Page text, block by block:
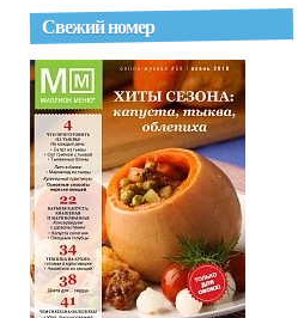
Свежий номер